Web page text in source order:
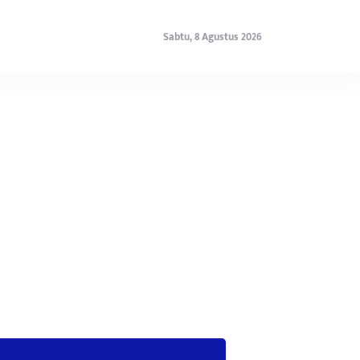
Sabtu, 8 Agustus 2026